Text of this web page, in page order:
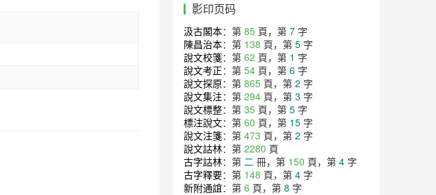
影印页码
汲古閣本：第 85 頁，第 7 字
陳昌治本：第 138 頁，第 5 字
說文校箋：第 62 頁，第 1 字
說文考正：第 54 頁，第 6 字
說文探原：第 865 頁，第 2 字
說文集注：第 294 頁，第 3 字
說文標整：第 35 頁，第 5 字
標注說文：第 60 頁，第 15 字
說文注箋：第 473 頁，第 2 字
說文詁林：第 2280 頁
古字詁林：第 二 冊，第 150 頁，第 4 字
古字釋要：第 148 頁，第 4 字
新附通誼：第 6 頁，第 8 字